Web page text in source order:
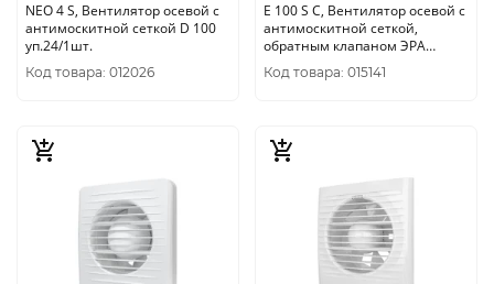
NEO 4 S, Вентилятор осевой c
антимоскитной сеткой D 100
уп.24/1шт.
Код товара: 012026
E 100 S C, Вентилятор осевой c
антимоскитной сеткой,
обратным клапаном ЭРА
уп.24/1шт.
Код товара: 015141